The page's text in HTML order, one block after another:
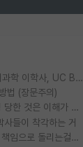
Korea University 수학, 컴퓨터과학 이학사, UC Berkeley 산업공학 대학원 공학박사가 되는 것은 쉽지 않겠죠?
법 (장문주의)
대학원생들 교수에게 가스라이팅 당한 것은 이해가 갑니다. 안타깝네요.
들이 착각하는 거
왜 후배가 못하는걸 교수님은 내 책임으로 돌리는걸까요?